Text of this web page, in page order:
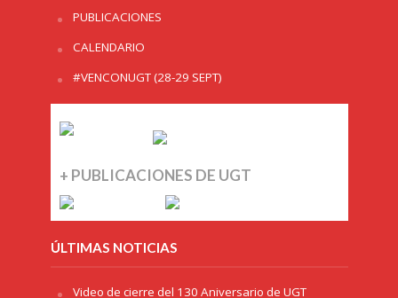
PUBLICACIONES
CALENDARIO
#VENCONUGT (28-29 SEPT)
+ PUBLICACIONES DE UGT
ÚLTIMAS NOTICIAS
Video de cierre del 130 Aniversario de UGT